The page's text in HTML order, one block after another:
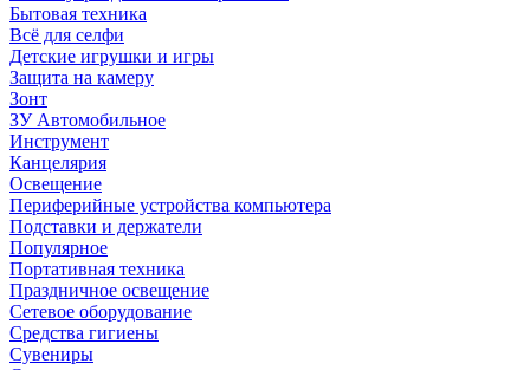
Бытовая техника
Всё для селфи
Детские игрушки и игры
Защита на камеру
Зонт
ЗУ Автомобильное
Инструмент
Канцелярия
Освещение
Периферийные устройства компьютера
Подставки и держатели
Популярное
Портативная техника
Праздничное освещение
Сетевое оборудование
Средства гигиены
Сувениры